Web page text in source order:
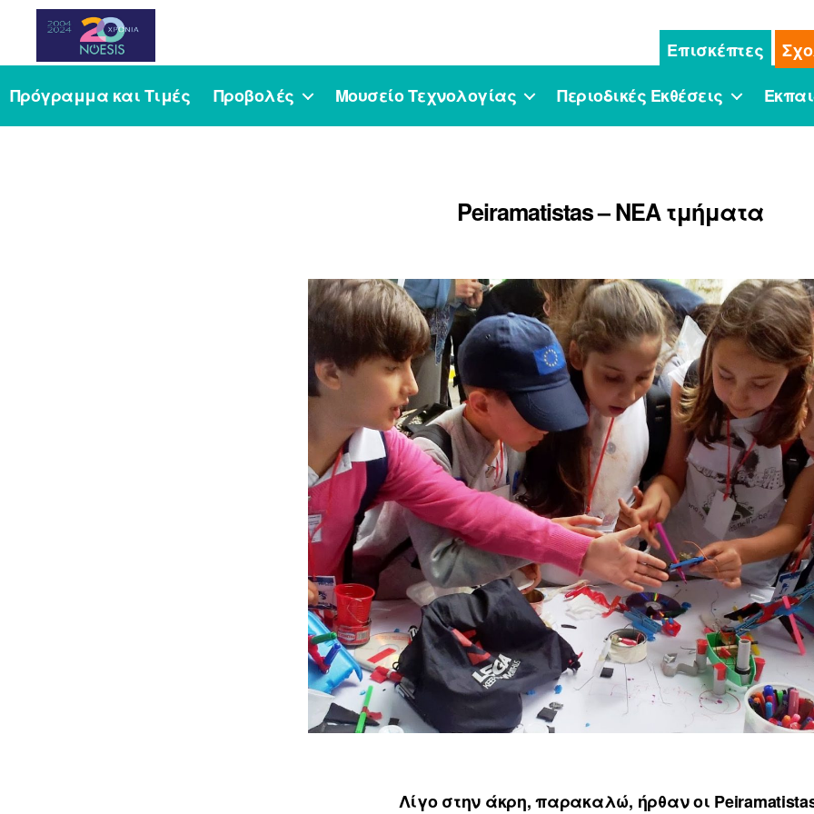
Noesis
Επισκέπτες
Πρόγραμμα και Τιμές
Προβολές Μουσείο Τεχνολογίας Περιοδικές Εκθέσεις
Peiramatistas – ΝΕΑ τμήματα
Λίγο στην άκρη, παρακαλώ, ήρθαν οι